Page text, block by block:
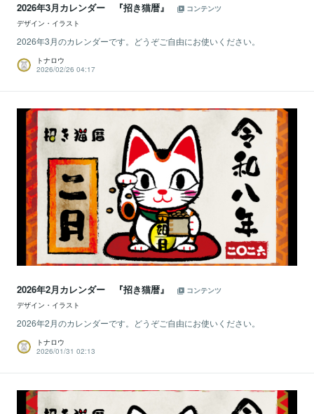
2026年3月カレンダー 『招き猫暦』
コンテンツ
デザイン・イラスト
2026年3月のカレンダーです。どうぞご自由にお使いください。
トナロウ
2026/02/26 04:17
2026年2月カレンダー 『招き猫暦』
コンテンツ
デザイン・イラスト
2026年2月のカレンダーです。どうぞご自由にお使いください。
トナロウ
2026/01/31 02:13